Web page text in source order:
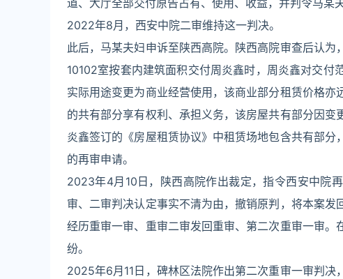
道、大厅全部交付原告占有、使用、收益，并判令马某
2022年8月，西安中院二审维持这一判决。
此后，马某夫妇申诉至陕西高院。陕西高院审查后认
10102室按套内建筑面积交付周炎鑫时，周炎鑫对交付
实际用途变更为商业经营使用，该商业部分租赁价格
的共有部分享有权利、承担义务，该房屋共有部分因
炎鑫签订的《房屋租赁协议》中租赁场地包含共有部
的再审申请。
2023年4月10日，陕西高院作出裁定，指令西安中院
审、二审判决认定事实不清为由，撤销原判，将本案
经历重审一审、重审二审发回重审、第二次重审一审
纷。
2025年6月11日，碑林区法院作出第二次重审一审判